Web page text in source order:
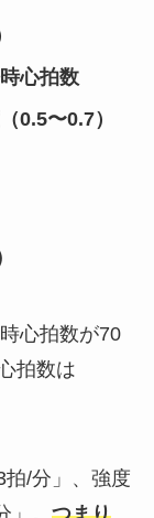
心拍数
0.5〜0.7）
心拍数が70
拍数は
/分」、強度